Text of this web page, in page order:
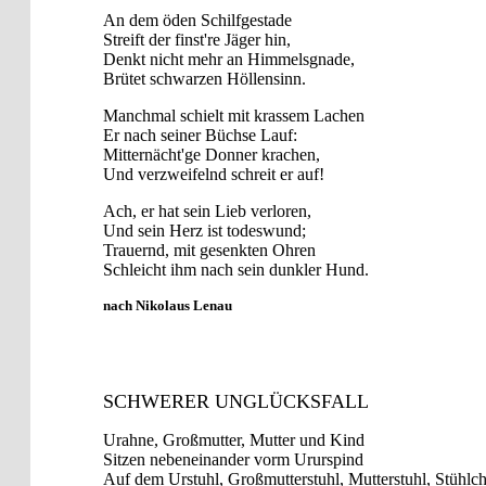
An dem öden Schilfgestade
Streift der finst're Jäger hin,
Denkt nicht mehr an Himmelsgnade,
Brütet schwarzen Höllensinn.
Manchmal schielt mit krassem Lachen
Er nach seiner Büchse Lauf:
Mitternächt'ge Donner krachen,
Und verzweifelnd schreit er auf!
Ach, er hat sein Lieb verloren,
Und sein Herz ist todeswund;
Trauernd, mit gesenkten Ohren
Schleicht ihm nach sein dunkler Hund.
nach Nikolaus Lenau
SCHWERER UNGLÜCKSFALL
Urahne, Großmutter, Mutter und Kind
Sitzen nebeneinander vorm Ururspind
Auf dem Urstuhl, Großmutterstuhl, Mutterstuhl,